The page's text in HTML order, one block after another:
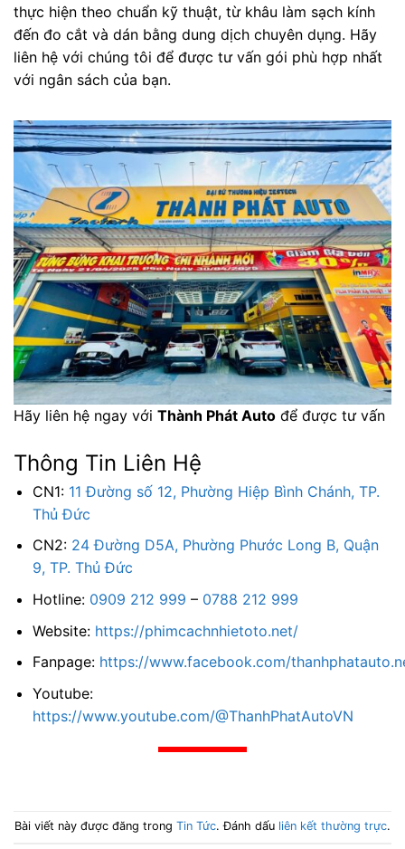
thực hiện theo chuẩn kỹ thuật, từ khâu làm sạch kính
đến đo cắt và dán bằng dung dịch chuyên dụng. Hãy
liên hệ với chúng tôi để được tư vấn gói phù hợp nhất
với ngân sách của bạn.
Hãy liên hệ ngay với Thành Phát Auto để được tư vấn
Thông Tin Liên Hệ
CN1: 11 Đường số 12, Phường Hiệp Bình Chánh, TP.
Thủ Đức
CN2: 24 Đường D5A, Phường Phước Long B, Quận
9, TP. Thủ Đức
Hotline: 0909 212 999 – 0788 212 999
Website: https://phimcachnhietoto.net/
Fanpage: https://www.facebook.com/
Youtube:
https://www.youtube.com/@ThanhPhatAutoVN
Bài viết này được đăng trong Tin Tức. Đánh dấu liên kết thường trực.